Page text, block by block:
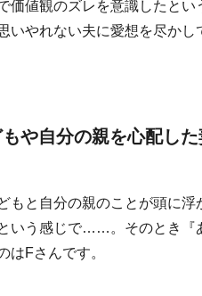
価値観のズレを意識したと
いやれない夫に愛想を尽か
や自分の親を心配した
もと自分の親のことが頭に
という感じで……。そのとき
はFさんです。